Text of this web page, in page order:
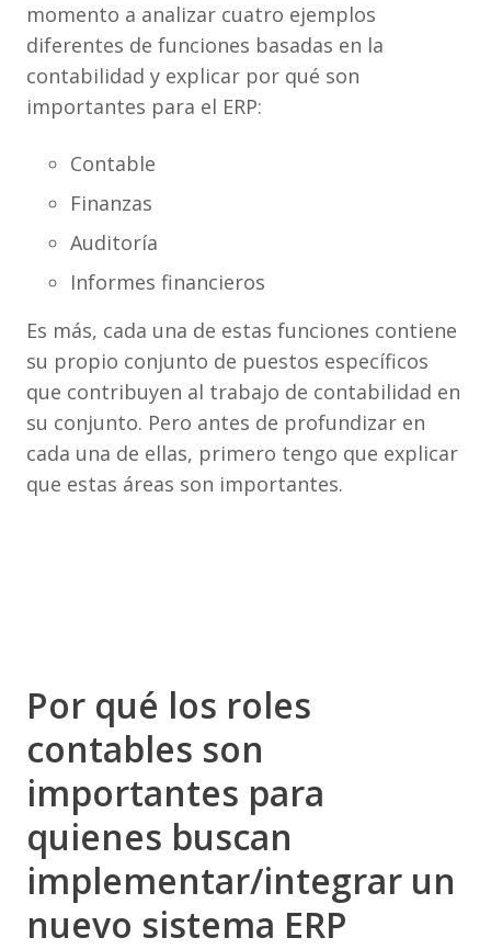
momento a analizar cuatro ejemplos
diferentes de funciones basadas en la
contabilidad y explicar por qué son
importantes para el ERP:
Contable
Finanzas
Auditoría
Informes financieros
Es más, cada una de estas funciones contiene
su propio conjunto de puestos específicos
que contribuyen al trabajo de contabilidad en
su conjunto. Pero antes de profundizar en
cada una de ellas, primero tengo que explicar
que estas áreas son importantes.
Por qué los roles
contables son
importantes para
quienes buscan
implementar/integrar un
nuevo sistema ERP